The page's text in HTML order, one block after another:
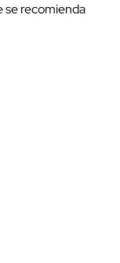
se recomienda